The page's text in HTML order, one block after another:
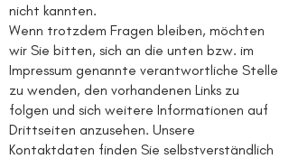
nicht kannten.
Wenn trotzdem Fragen bleiben, möchten
wir Sie bitten, sich an die unten bzw. im
Impressum genannte verantwortliche Stelle
zu wenden, den vorhandenen Links zu
folgen und sich weitere Informationen auf
Drittseiten anzusehen. Unsere
Kontaktdaten finden Sie selbstverständlich